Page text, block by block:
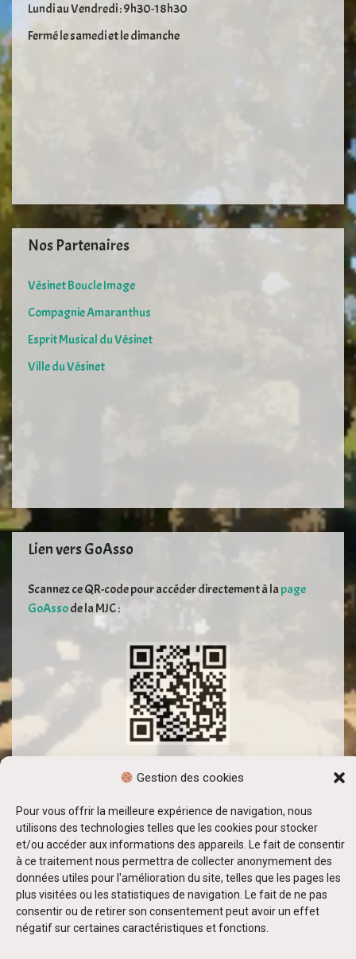
Gestion des cookies
Pour vous offrir la meilleure expérience de navigation, nous
utilisons des technologies telles que les cookies pour stocker
et/ou accéder aux informations des appareils. Le fait de consentir
à ce traitement nous permettra de collecter anonymement des
données utiles pour l'amélioration du site, telles que les pages les
plus visitées ou les statistiques de navigation. Le fait de ne pas
consentir ou de retirer son consentement peut avoir un effet
négatif sur certaines caractéristiques et fonctions.
Lundi au Vendredi : 9h30-18h30
Fermé le samedi et le dimanche
Nos Partenaires
Vésinet Boucle Image
Compagnie Amaranthus
Esprit Musical du Vésinet
Ville du Vésinet
Lien vers GoAsso
Scannez ce QR-code pour accéder directement à lapage
GoAssode la MJC :
© 2024 MJC Le Vésinet
Conditions Générales et Politique de Confidentialité